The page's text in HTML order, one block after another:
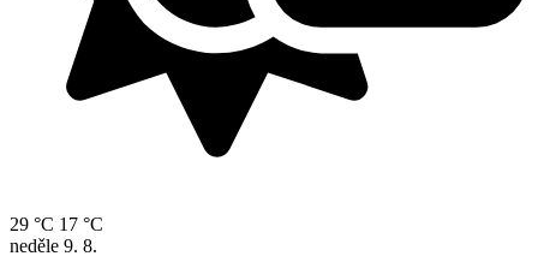
29 °C 17 °C
neděle 9. 8.